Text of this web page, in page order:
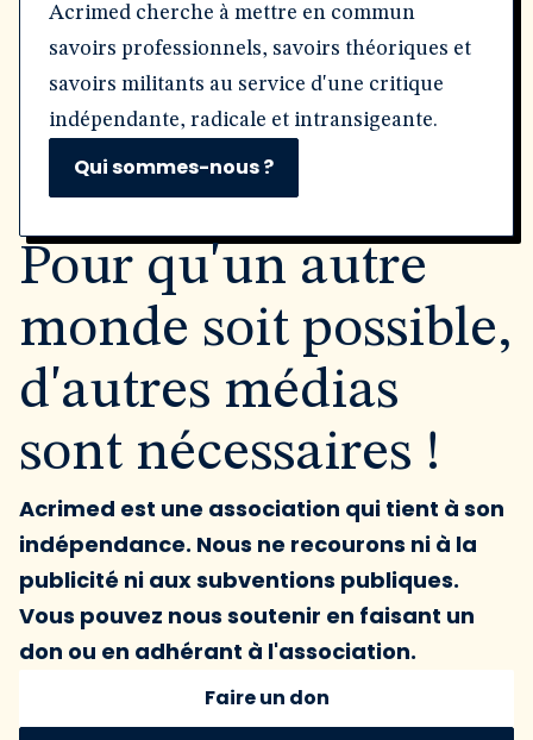
Acrimed cherche à mettre en commun
savoirs professionnels, savoirs théoriques et
savoirs militants au service d'une critique
indépendante, radicale et intransigeante.
Qui sommes-nous ?
Pour qu'un autre
monde soit possible,
d'autres médias
sont nécessaires !
Acrimed est une association qui tient à son
indépendance. Nous ne recourons ni à la
publicité ni aux subventions publiques.
Vous pouvez nous soutenir en faisant un
don ou en adhérant à l'association.
Faire un don